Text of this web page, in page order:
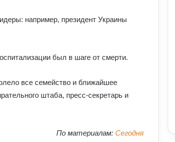
например, президент Украины
был в шаге от смерти.
все семейство и ближайшее
штаба, пресс-секретарь и
По материалам: Сегодня
Чоловіки за кордоном не зможуть
отримати консульські послуги без
військово-облікових документів
для ПМЖ: переваги та недоліки